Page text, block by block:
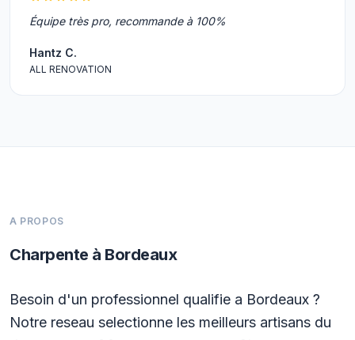
Équipe très pro, recommande à 100%
Hantz C.
ALL RENOVATION
A PROPOS
Charpente à Bordeaux
Besoin d'un professionnel qualifie a Bordeaux ?
Notre reseau selectionne les meilleurs artisans du